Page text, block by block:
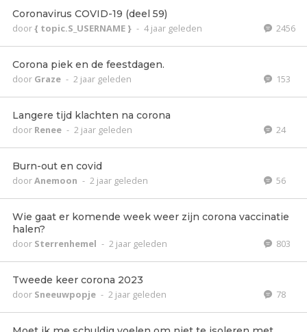
Coronavirus COVID-19 (deel 59)
door{ topic.S_USERNAME } - 4 jaar geleden 2456
Corona piek en de feestdagen.
door Graze - 2 jaar geleden 153
Langere tijd klachten na corona
door Renee - 2 jaar geleden 24
Burn-out en covid
doorAnemoon - 2 jaar geleden 56
Wie gaat er komende week weer zijn corona vaccinatie
halen?
door Sterrenhemel - 2 jaar geleden 803
Tweede keer corona 2023
door Sneeuwpopje - 2 jaar geleden 78